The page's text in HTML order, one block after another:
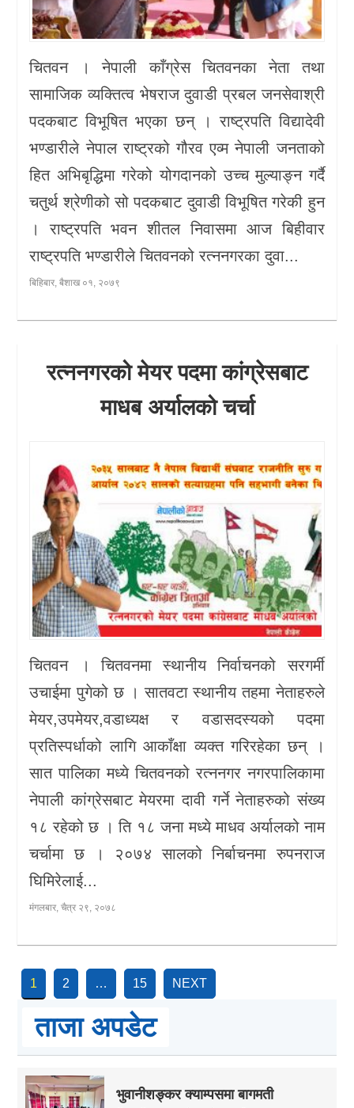
चितवन । नेपाली काँग्रेस चितवनका नेता तथा
सामाजिक व्यक्तित्व भेषराज दुवाडी प्रबल जनसेवाश्री
पदकबाट विभूषित भएका छन् । राष्ट्रपति विद्यादेवी
भण्डारीले नेपाल राष्ट्रको गौरव एव्म नेपाली जनताको
हित अभिबृद्धिमा गरेको योगदानको उच्च मुल्याङ्न गर्दै
चतुर्थ श्रेणीको सो पदकबाट दुवाडी विभूषित गरेकी हुन
। राष्ट्रपति भवन शीतल निवासमा आज बिहीवार
राष्ट्रपति भण्डारीले चितवनको रत्ननगरका दुवा...
बिहिबार, बैशाख ०१, २०७९
रत्ननगरको मेयर पदमा कांग्रेसबाट
माधब अर्यालको चर्चा
चितवन । चितवनमा स्थानीय निर्वाचनको सरगर्मी
उचाईमा पुगेको छ । सातवटा स्थानीय तहमा नेताहरुले
मेयर,उपमेयर,वडाध्यक्ष र वडासदस्यको पदमा
प्रतिस्पर्धाको लागि आकाँक्षा व्यक्त गरिरहेका छन् ।
सात पालिका मध्ये चितवनको रत्ननगर नगरपालिकामा
नेपाली कांग्रेसबाट मेयरमा दावी गर्ने नेताहरुको संख्य
१८ रहेको छ । ति १८ जना मध्ये माधव अर्यालको नाम
चर्चामा छ । २०७४ सालको निर्बाचनमा रुपनराज
घिमिरेलाई...
मंगलबार, चैत्र २९, २०७८
Posts
navigation
1 2 … 15 NEXT
ताजा अपडेट
भुवानीशङ्कर क्याम्पसमा बागमती